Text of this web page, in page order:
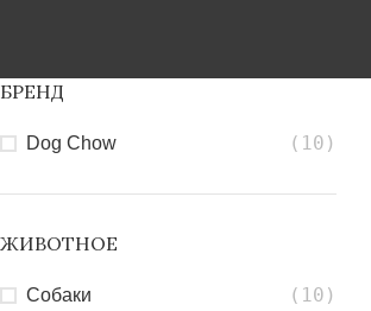
БРЕНД
Dog Chow (10)
ЖИВОТНОЕ
Собаки (10)